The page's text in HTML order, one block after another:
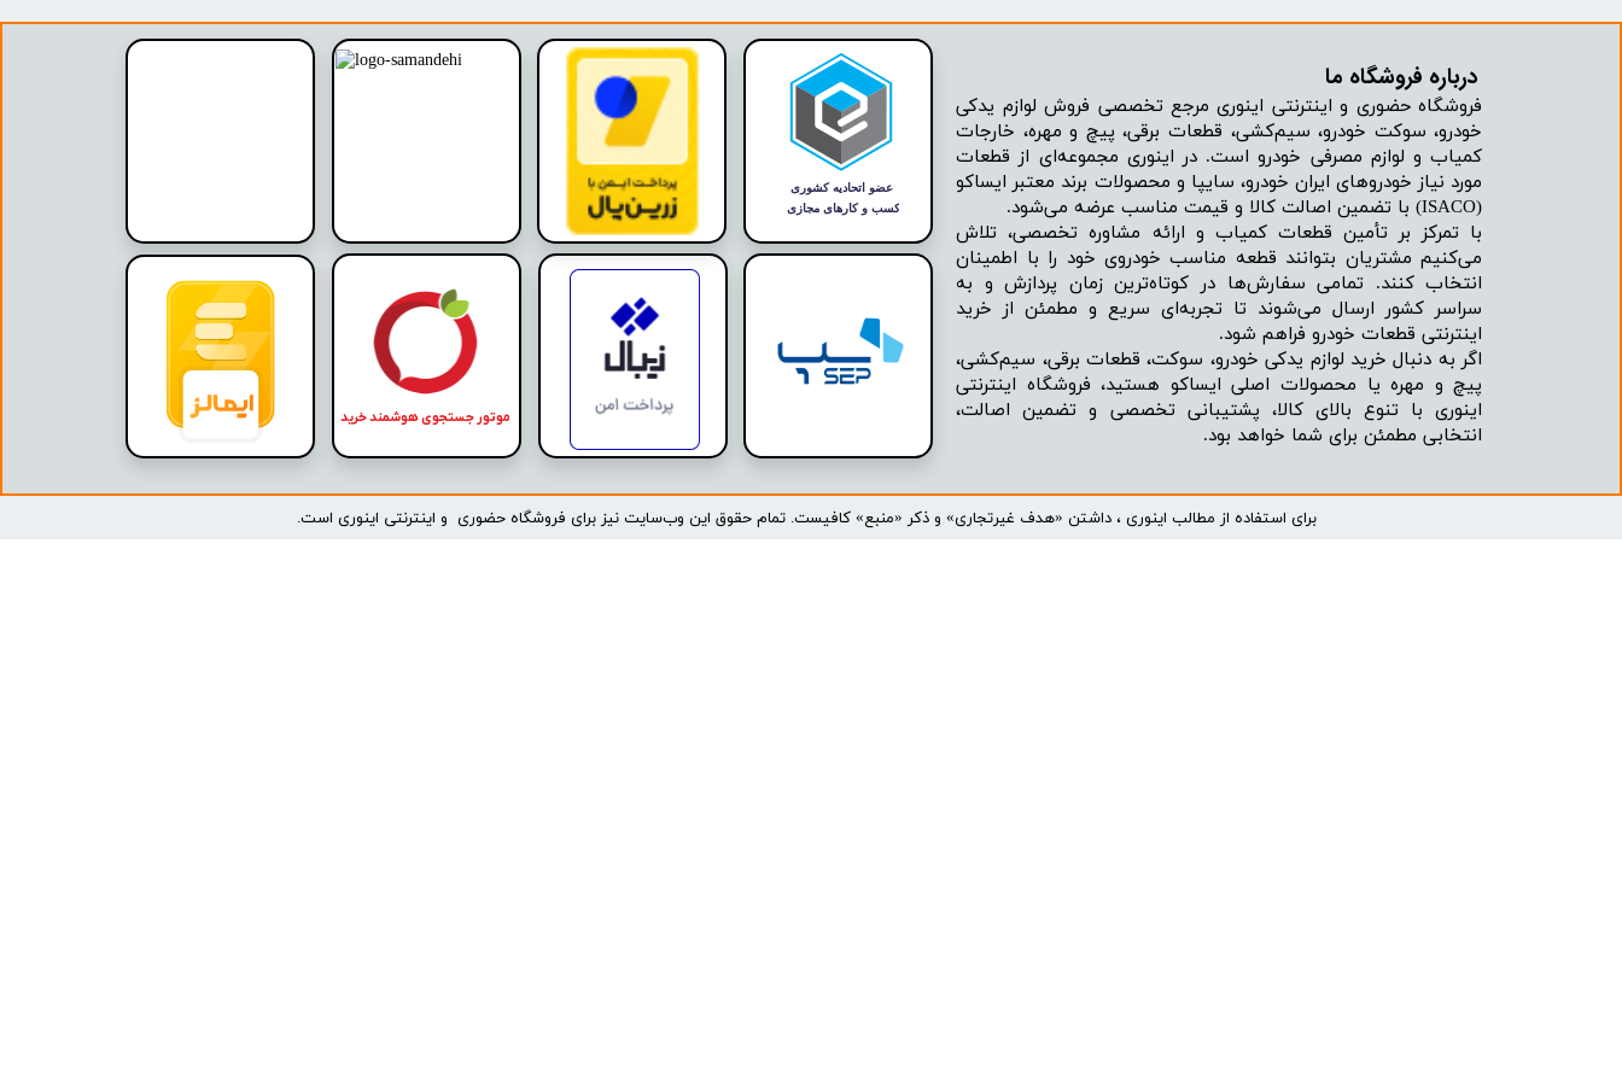
فروشگاه حضوری و اینترنتی اینوری مرجع تخصصی فروش لوازم یدکی
خودرو، سوکت خودرو، سیم‌کشی، قطعات برقی، پیچ و مهره، خارجات
کمیاب و لوازم مصرفی خودرو است. در اینوری مجموعه‌ای از قطعات
مورد نیاز خودروهای ایران خودرو، سایپا و محصولات برند معتبر ایساکو
(ISACO) با تضمین اصالت کالا و قیمت مناسب عرضه می‌شود.
با تمرکز بر تأمین قطعات کمیاب و ارائه مشاوره تخصصی، تلاش
می‌کنیم مشتریان بتوانند قطعه مناسب خودروی خود را با اطمینان
انتخاب کنند. تمامی سفارش‌ها در کوتاه‌ترین زمان پردازش و به
سراسر کشور ارسال می‌شوند تا تجربه‌ای سریع و مطمئن از خرید
اینترنتی قطعات خودرو فراهم شود.
اگر به دنبال خرید لوازم یدکی خودرو، سوکت، قطعات برقی، سیم‌کشی،
پیچ و مهره یا محصولات اصلی ایساکو هستید، فروشگاه اینترنتی
اینوری با تنوع بالای کالا، پشتیبانی تخصصی و تضمین اصالت،
انتخابی مطمئن برای شما خواهد بود.
درباره فروشگاه ما​​​​​​​
موتور جستجوی هوشمند خرید
برای استفاده از مطالب اینوری ، داشتن «هدف غیرتجاری» و ذکر «منبع» کافیست. تمام حقوق اين وب‌سايت نیز برای فروشگاه حضوری و اینترنتی اینوری است.​​​​​​​